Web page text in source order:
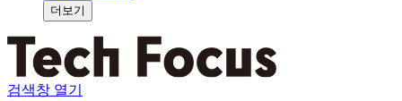
더보기
검색창 열기